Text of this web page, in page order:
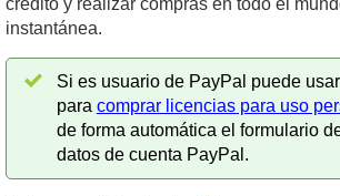
crédito y realizar compras en todo el
instantánea.
Si es usuario de PayPal puede usar
para comprar licencias para uso
de forma automática el formulario
datos de cuenta PayPal.